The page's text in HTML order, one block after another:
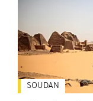
SOUDAN